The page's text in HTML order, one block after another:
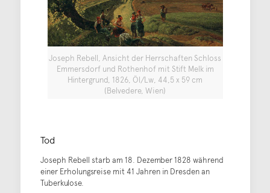
Joseph Rebell, Ansicht der Herrschaften Schloss
Emmersdorf und Rothenhof mit Stift Melk im
Hintergrund, 1826, Öl/Lw, 44,5 x 59 cm
(Belvedere, Wien)
Tod
Joseph Rebell starb am 18. Dezember 1828 während
einer Erholungsreise mit 41 Jahren in Dresden an
Tuberkulose.